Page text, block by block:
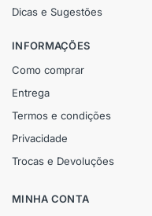
Dicas e Sugestões
INFORMAÇÕES
Como comprar
Entrega
Termos e condições
Privacidade
Trocas e Devoluções
MINHA CONTA